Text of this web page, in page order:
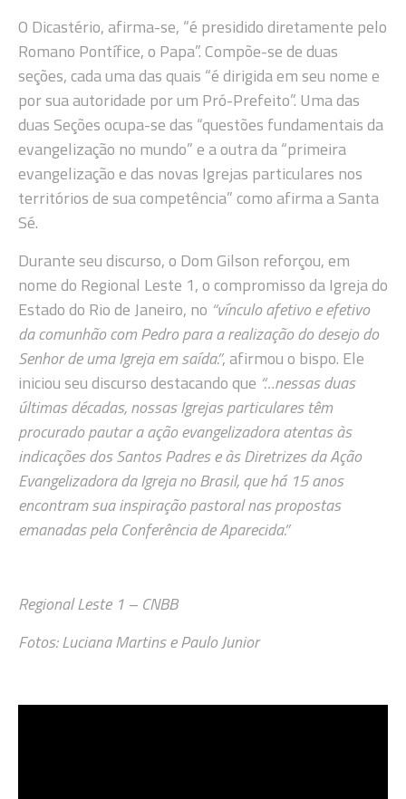
O Dicastério, afirma-se, “é presidido diretamente pelo
Romano Pontífice, o Papa”. Compõe-se de duas
seções, cada uma das quais “é dirigida em seu nome e
por sua autoridade por um Pró-Prefeito”. Uma das
duas Seções ocupa-se das “questões fundamentais da
evangelização no mundo” e a outra da “primeira
evangelização e das novas Igrejas particulares nos
territórios de sua competência” como afirma a Santa
Sé.
Durante seu discurso, o Dom Gilson reforçou, em
nome do Regional Leste 1, o compromisso da Igreja do
Estado do Rio de Janeiro, no “vínculo afetivo e efetivo
da comunhão com Pedro para a realização do desejo do
Senhor de uma Igreja em saída.”, afirmou o bispo. Ele
iniciou seu discurso destacando que “…nessas duas
últimas décadas, nossas Igrejas particulares têm
procurado pautar a ação evangelizadora atentas às
indicações dos Santos Padres e às Diretrizes da Ação
Evangelizadora da Igreja no Brasil, que há 15 anos
encontram sua inspiração pastoral nas propostas
emanadas pela Conferência de Aparecida.”
Regional Leste 1 – CNBB
Fotos: Luciana Martins e Paulo Junior